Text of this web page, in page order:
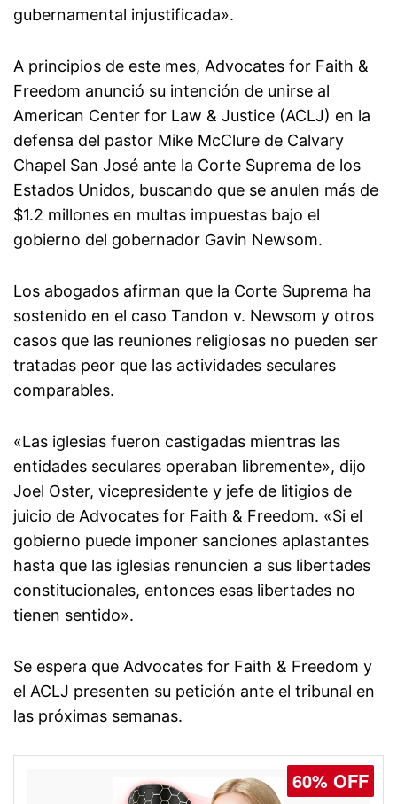
gubernamental injustificada».
A principios de este mes, Advocates for Faith &
Freedom anunció su intención de unirse al
American Center for Law & Justice (ACLJ) en la
defensa del pastor Mike McClure de Calvary
Chapel San José ante la Corte Suprema de los
Estados Unidos, buscando que se anulen más de
$1.2 millones en multas impuestas bajo el
gobierno del gobernador Gavin Newsom.
Los abogados afirman que la Corte Suprema ha
sostenido en el caso Tandon v. Newsom y otros
casos que las reuniones religiosas no pueden ser
tratadas peor que las actividades seculares
comparables.
«Las iglesias fueron castigadas mientras las
entidades seculares operaban libremente», dijo
Joel Oster, vicepresidente y jefe de litigios de
juicio de Advocates for Faith & Freedom. «Si el
gobierno puede imponer sanciones aplastantes
hasta que las iglesias renuncien a sus libertades
constitucionales, entonces esas libertades no
tienen sentido».
Se espera que Advocates for Faith & Freedom y
el ACLJ presenten su petición ante el tribunal en
las próximas semanas.
60% OFF
77% OFF